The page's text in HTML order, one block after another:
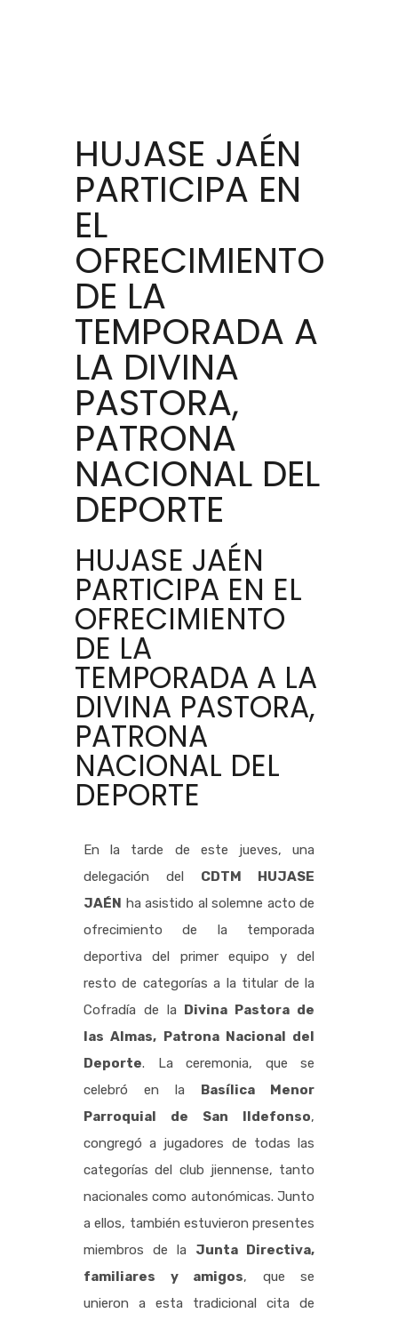
HUJASE JAÉN
PARTICIPA EN
EL
OFRECIMIENTO
DE LA
TEMPORADA A
LA DIVINA
PASTORA,
PATRONA
NACIONAL DEL
DEPORTE
HUJASE JAÉN
PARTICIPA EN EL
OFRECIMIENTO
DE LA
TEMPORADA A LA
DIVINA PASTORA,
PATRONA
NACIONAL DEL
DEPORTE
En la tarde de este jueves, una
delegación del CDTM HUJASE
JAÉN ha asistido al solemne acto de
ofrecimiento de la temporada
deportiva del primer equipo y del
resto de categorías a la titular de la
Cofradía de la Divina Pastora de
las Almas, Patrona Nacional del
Deporte. La ceremonia, que se
celebró en la Basílica Menor
Parroquial de San Ildefonso,
congregó a jugadores de todas las
categorías del club jiennense, tanto
nacionales como autonómicas. Junto
a ellos, también estuvieron presentes
miembros de la Junta Directiva,
familiares y amigos, que se
unieron a esta tradicional cita de